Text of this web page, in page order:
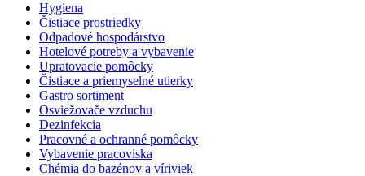
Hygiena
Čistiace prostriedky
Odpadové hospodárstvo
Hotelové potreby a vybavenie
Upratovacie pomôcky
Čistiace a priemyselné utierky
Gastro sortiment
Osviežovače vzduchu
Dezinfekcia
Pracovné a ochranné pomôcky
Vybavenie pracoviska
Chémia do bazénov a víriviek